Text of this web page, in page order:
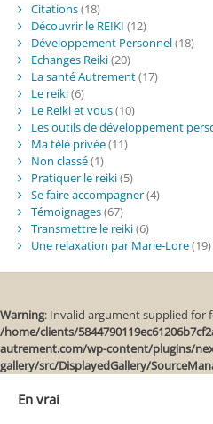
Citations(18)
Découvrir le REIKI (12)
Développement Personnel(18)
Echanges Reiki(20)
La santé Autrement(17)
Le reiki(6)
Le Reiki et vous(10)
Les outils de développement
Ma télé privée(11)
Non classé(1)
Pratiquer le reiki(5)
Se faire accompagner(4)
Témoignages(67)
Transmettre le reiki(6)
Une relaxation par Marie-Lore(19)
Warning: Invalid argument supplied for
/home/clients/
autrement.com/wp-content/plugins/
gallery/src/DisplayedGallery/
En vrai